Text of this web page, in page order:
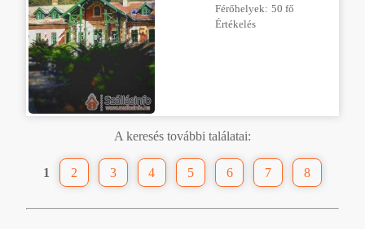
Férőhelyek: 50 fő
Értékelés
A keresés további találatai:
1 2 3 4 5 6 7 8